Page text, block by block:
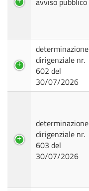
determinazione
dirigenziale nr.
602 del
30/07/2026
determinazione
dirigenziale nr.
603 del
30/07/2026